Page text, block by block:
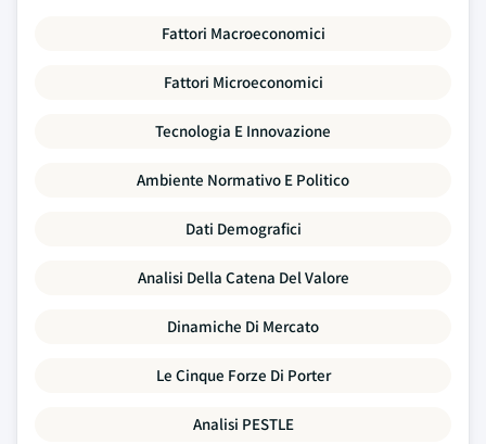
Fattori Macroeconomici
Fattori Microeconomici
Tecnologia E Innovazione
Ambiente Normativo E Politico
Dati Demografici
Analisi Della Catena Del Valore
Dinamiche Di Mercato
Le Cinque Forze Di Porter
Analisi PESTLE